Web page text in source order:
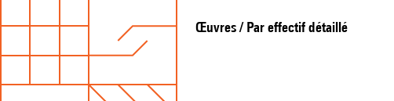
Œuvres / Par effectif détaillé